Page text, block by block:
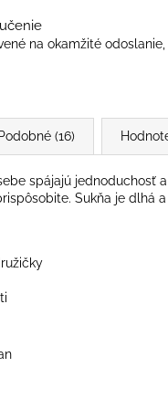
na okamžité
Podobné (16)
spájajú jednoduchosť
Sukňa je dlhá